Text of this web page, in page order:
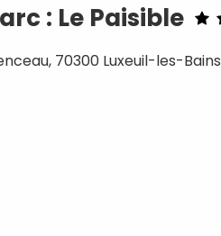
: Le Paisible
70300 Luxeuil-les-Bains